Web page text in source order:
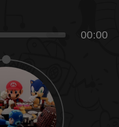
00:00